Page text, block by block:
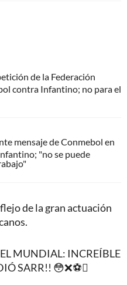
de la Federación
contra Infantino; no para el
mensaje de Conmebol en
"no se puede
de la gran actuación
MUNDIAL: INCREÍBLE
SARR!! 😳❌⚽